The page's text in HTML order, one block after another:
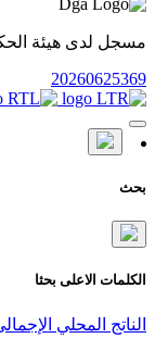
مسجل لدى هيئة
20260625369
بحث
الكلمات الاعلى بحثا
الناتج المحلي